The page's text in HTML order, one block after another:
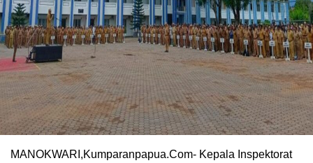
MANOKWARI,Kumparanpapua.Com- Kepala Inspektorat